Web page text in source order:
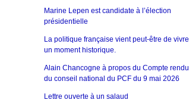
Marine Lepen est candidate à l’élection
présidentielle
La politique française vient peut-être de vivre
un moment historique.
Alain Chancogne à propos du Compte rendu
du conseil national du PCF du 9 mai 2026
Lettre ouverte à un salaud